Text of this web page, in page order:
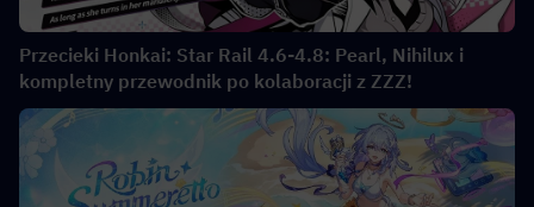
Przecieki Honkai: Star Rail 4.6-4.8: Pearl, Nihilux i
kompletny przewodnik po kolaboracji z ZZZ!